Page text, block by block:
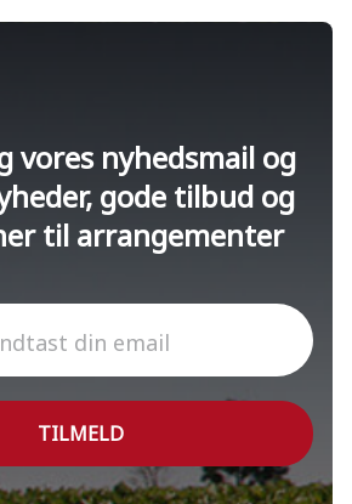
vores nyhedsmail og
gode tilbud og
til arrangementer
din email
TILMELD